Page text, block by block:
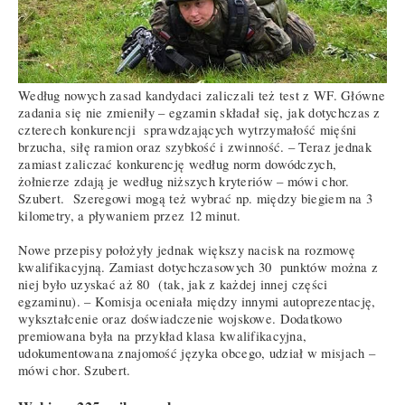
Według nowych zasad kandydaci zaliczali też test z WF. Główne
zadania się nie zmieniły – egzamin składał się, jak dotychczas z
czterech konkurencji sprawdzających wytrzymałość mięśni
brzucha, siłę ramion oraz szybkość i zwinność. – Teraz jednak
zamiast zaliczać konkurencję według norm dowódczych,
żołnierze zdają je według niższych kryteriów – mówi chor.
Szubert. Szeregowi mogą też wybrać np. między biegiem na 3
kilometry, a pływaniem przez 12 minut.
Nowe przepisy położyły jednak większy nacisk na rozmowę
kwalifikacyjną. Zamiast dotychczasowych 30 punktów można z
niej było uzyskać aż 80 (tak, jak z każdej innej części
egzaminu). – Komisja oceniała między innymi autoprezentację,
wykształcenie oraz doświadczenie wojskowe. Dodatkowo
premiowana była na przykład klasa kwalifikacyjna,
udokumentowana znajomość języka obcego, udział w misjach –
mówi chor. Szubert.